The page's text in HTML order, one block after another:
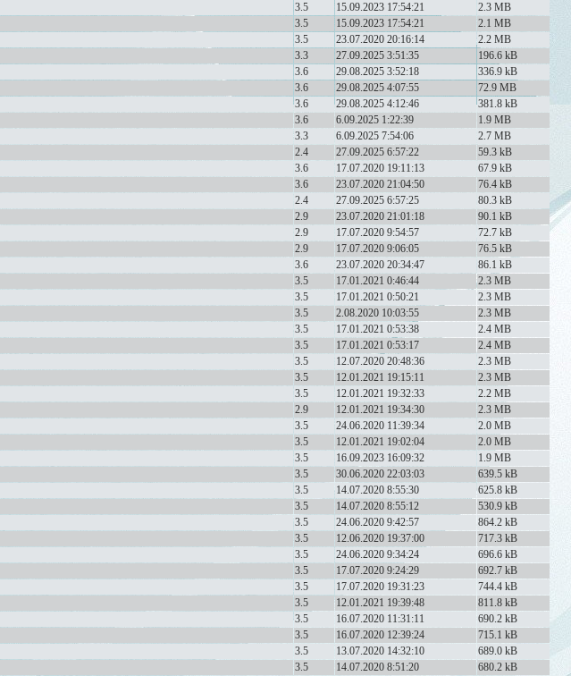
3.5 15.09.2023 17:54:21
2.3 MB
3.5 15.09.2023 17:54:21
2.1 MB
3.5 23.07.2020 20:16:14
2.2 MB
3.3 27.09.2025 3:51:35
196.6 kB
3.6 29.08.2025 3:52:18
336.9 kB
3.6 29.08.2025 4:07:55
72.9 MB
3.6 29.08.2025 4:12:46
381.8 kB
3.6 6.09.2025 1:22:39
1.9 MB
3.3 6.09.2025 7:54:06
2.7 MB
2.4 27.09.2025 6:57:22
59.3 kB
3.6 17.07.2020 19:11:13
67.9 kB
3.6 23.07.2020 21:04:50
76.4 kB
2.4 27.09.2025 6:57:25
80.3 kB
2.9 23.07.2020 21:01:18
90.1 kB
2.9 17.07.2020 9:54:57
72.7 kB
2.9 17.07.2020 9:06:05
76.5 kB
3.6 23.07.2020 20:34:47
86.1 kB
3.5 17.01.2021 0:46:44
2.3 MB
3.5 17.01.2021 0:50:21
2.3 MB
3.5 2.08.2020 10:03:55
2.3 MB
3.5 17.01.2021 0:53:38
2.4 MB
3.5 17.01.2021 0:53:17
2.4 MB
3.5 12.07.2020 20:48:36
2.3 MB
3.5 12.01.2021 19:15:11
2.3 MB
3.5 12.01.2021 19:32:33
2.2 MB
2.9 12.01.2021 19:34:30
2.3 MB
3.5 24.06.2020 11:39:34
2.0 MB
3.5 12.01.2021 19:02:04
2.0 MB
3.5 16.09.2023 16:09:32
1.9 MB
3.5 30.06.2020 22:03:03
639.5 kB
3.5 14.07.2020 8:55:30
625.8 kB
3.5 14.07.2020 8:55:12
530.9 kB
3.5 24.06.2020 9:42:57
864.2 kB
3.5 12.06.2020 19:37:00
717.3 kB
3.5 24.06.2020 9:34:24
696.6 kB
3.5 17.07.2020 9:24:29
692.7 kB
3.5 17.07.2020 19:31:23
744.4 kB
3.5 12.01.2021 19:39:48
811.8 kB
3.5 16.07.2020 11:31:11
690.2 kB
3.5 16.07.2020 12:39:24
715.1 kB
3.5 13.07.2020 14:32:10
689.0 kB
3.5 14.07.2020 8:51:20
680.2 kB